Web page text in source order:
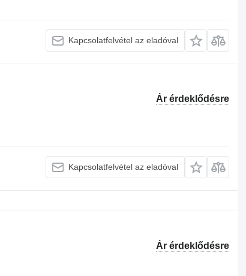
Kapcsolatfelvétel az eladóval
Ár érdeklődésre
Kapcsolatfelvétel az eladóval
Ár érdeklődésre